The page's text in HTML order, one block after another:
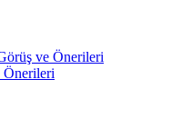
ve Önerileri
Önerileri